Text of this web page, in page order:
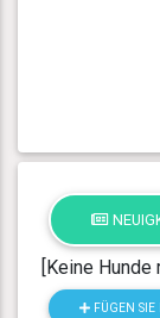
[Keine
FÜGEN SIE